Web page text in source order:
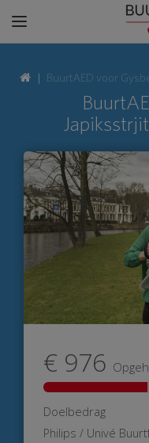
BuurtAED voor
€ 976
Doelbedrag
Philips / Univé